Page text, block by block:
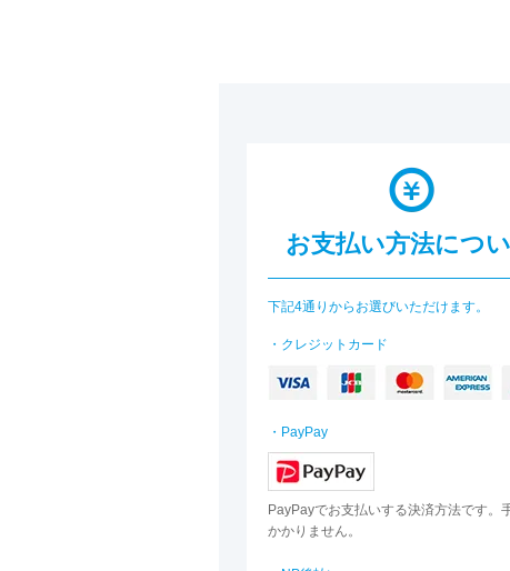
お支払い方法につ
下記4通りからお選びいただけます。
・クレジットカード
・PayPay
PayPayでお支払いする決済方法です。
かかりません。